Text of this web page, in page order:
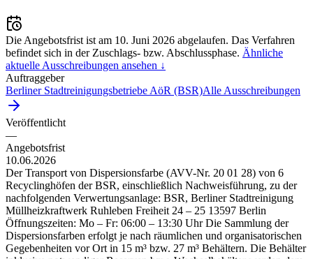
Die Angebotsfrist ist am 10. Juni 2026 abgelaufen. Das Verfahren
befindet sich in der Zuschlags- bzw. Abschlussphase. Ähnliche
aktuelle Ausschreibungen ansehen ↓
Auftraggeber
Berliner Stadtreinigungsbetriebe AöR (BSR)Alle Ausschreibungen
Veröffentlicht
—
Angebotsfrist
10.06.2026
Der Transport von Dispersionsfarbe (AVV-Nr. 20 01 28) von 6
Recyclinghöfen der BSR, einschließlich Nachweisführung, zu der
nachfolgenden Verwertungsanlage: BSR, Berliner Stadtreinigung
Müllheizkraftwerk Ruhleben Freiheit 24 – 25 13597 Berlin
Öffnungszeiten: Mo – Fr: 06:00 – 13:30 Uhr Die Sammlung der
Dispersionsfarben erfolgt je nach räumlichen und organisatorischen
Gegebenheiten vor Ort in 15 m³ bzw. 27 m³ Behältern. Die Behälter